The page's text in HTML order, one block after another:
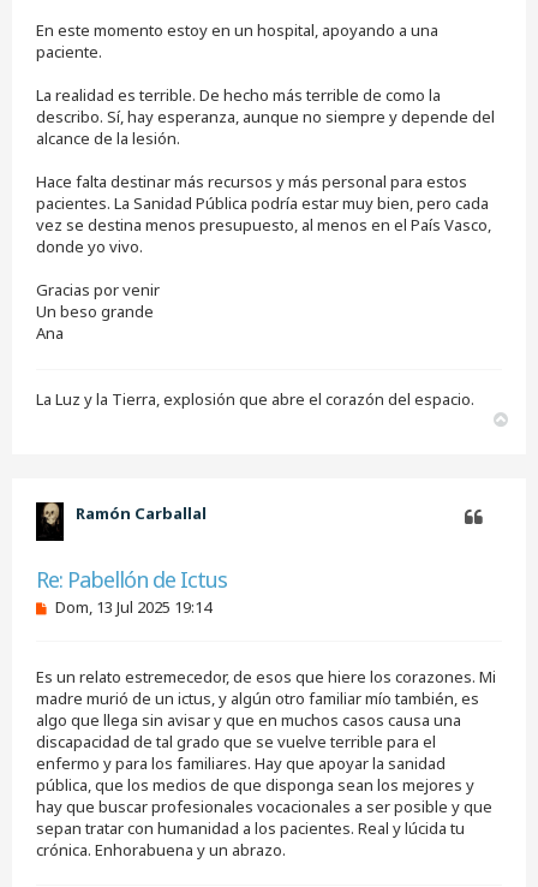
e
r
En este momento estoy en un hospital, apoyando a una
paciente.
La realidad es terrible. De hecho más terrible de como la
describo. Sí, hay esperanza, aunque no siempre y depende del
alcance de la lesión.
Hace falta destinar más recursos y más personal para estos
pacientes. La Sanidad Pública podría estar muy bien, pero cada
vez se destina menos presupuesto, al menos en el País Vasco,
donde yo vivo.
Gracias por venir
Un beso grande
Ana
La Luz y la Tierra, explosión que abre el corazón del espacio.
Ramón Carballal
Re: Pabellón de Ictus
M
a
j
e
s
i
n
l
e
e
r
Dom, 13 Jul 2025 19:14
Es un relato estremecedor, de esos que hiere los corazones. Mi
madre murió de un ictus, y algún otro familiar mío también, es
algo que llega sin avisar y que en muchos casos causa una
discapacidad de tal grado que se vuelve terrible para el
enfermo y para los familiares. Hay que apoyar la sanidad
pública, que los medios de que disponga sean los mejores y
hay que buscar profesionales vocacionales a ser posible y que
sepan tratar con humanidad a los pacientes. Real y lúcida tu
crónica. Enhorabuena y un abrazo.